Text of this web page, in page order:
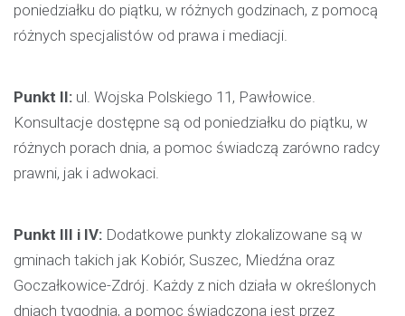
poniedziałku do piątku, w różnych godzinach, z pomocą
różnych specjalistów od prawa i mediacji.
Punkt II: ul. Wojska Polskiego 11, Pawłowice.
Konsultacje dostępne są od poniedziałku do piątku, w
różnych porach dnia, a pomoc świadczą zarówno radcy
prawni, jak i adwokaci.
Punkt III i IV: Dodatkowe punkty zlokalizowane są w
gminach takich jak Kobiór, Suszec, Miedźna oraz
Goczałkowice-Zdrój. Każdy z nich działa w określonych
dniach tygodnia, a pomoc świadczona jest przez